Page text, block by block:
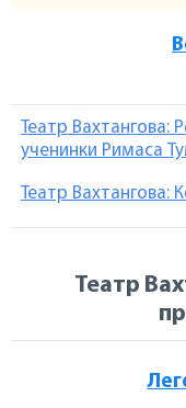
Театр Вахтангова:
ученинки Римаса
Театр Вахтангова:
Театр